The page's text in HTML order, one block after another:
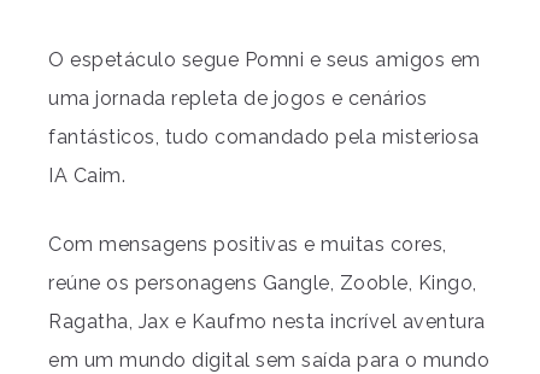
O espetáculo segue Pomni e seus amigos em
uma jornada repleta de jogos e cenários
fantásticos, tudo comandado pela misteriosa
IA Caim.
Com mensagens positivas e muitas cores,
reúne os personagens Gangle, Zooble, Kingo,
Ragatha, Jax e Kaufmo nesta incrível aventura
em um mundo digital sem saída para o mundo